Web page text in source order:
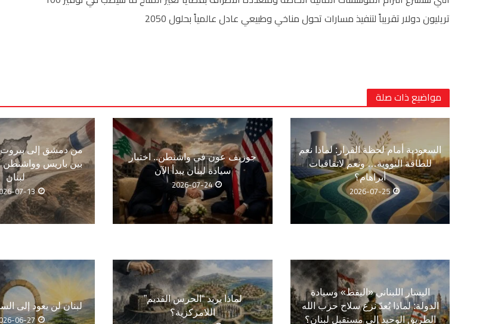
تريليون دولار تقريباً لتنفيذ مسارات تحول مناخي وطبيعي عادل عالمياً بحلول 2050
مواضيع ذات صلة
السعودية أمام لحظة القرار: لماذا نعم
للطاقة النووية… ونعم لاتفاقيات
أبراهام؟
2026-07-25
جوزيف عون في واشنطن.. اختبار
سيادة لبنان يبدأ الآن
2026-07-24
من دمشق إلى
بين باريس
لبنان
07-13
اليسار اللبناني «اليقظ» وسيادة
الدولة: لماذا يُعدّ نزع سلاح حزب الله
الطريق الوحيد إلى مستقبل لبنان؟
لماذا يريد “الحرس القديم”
اللامركزية؟
لبنان لن يعود إلى
06-27